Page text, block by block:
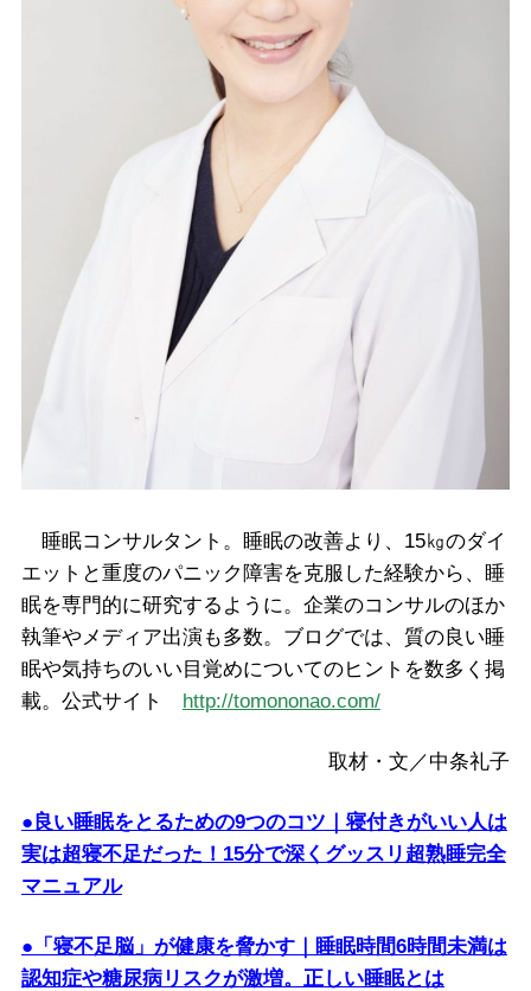
睡眠コンサルタント。睡眠の改善より、15㎏のダイ
エットと重度のパニック障害を克服した経験から、睡
眠を専門的に研究するように。企業のコンサルのほか
執筆やメディア出演も多数。ブログでは、質の良い睡
眠や気持ちのいい目覚めについてのヒントを数多く掲
載。公式サイト
http://tomononao.com/
取材・文／中条礼子
●良い睡眠をとるための9つのコツ｜寝付きがいい人は
実は超寝不足だった！15分で深くグッスリ超熟睡完全
マニュアル
●「寝不足脳」が健康を脅かす｜睡眠時間6時間未満は
認知症や糖尿病リスクが激増。正しい睡眠とは